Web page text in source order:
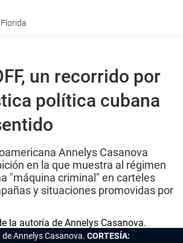
Florida
un recorrido por
política cubana
Annelys Casanova
en la que muestra al régimen
"máquina criminal" en carteles
y situaciones promovidas por
Annelys Casanova. CORTESÍA: